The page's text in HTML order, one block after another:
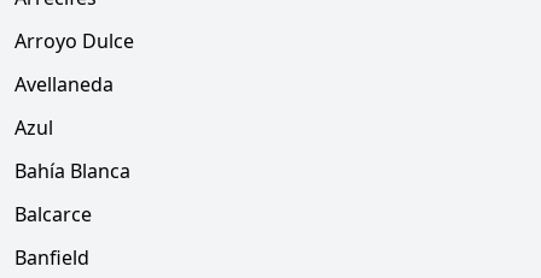
Arroyo Dulce
Avellaneda
Azul
Bahía Blanca
Balcarce
Banfield